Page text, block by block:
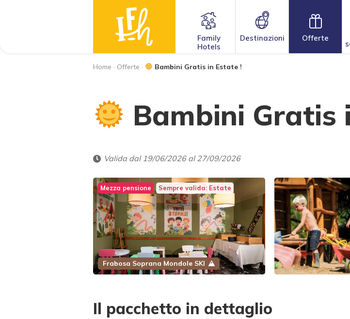
Family
Hotels
Destinazioni Offerte
Home · Offerte · Bambini Gratis in Estate !
Bambini Gratis
Valida dal 19/06/2026 al 27/09/2026
Mezza pensione Sempre valida: Estate
Frabosa Soprana Mondole SKI
Il pacchetto in dettaglio